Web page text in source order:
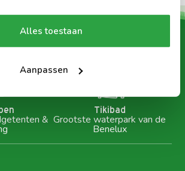
Alles toestaan
Aanpassen
&
Tikibad
Grootste waterpark van de
Benelux